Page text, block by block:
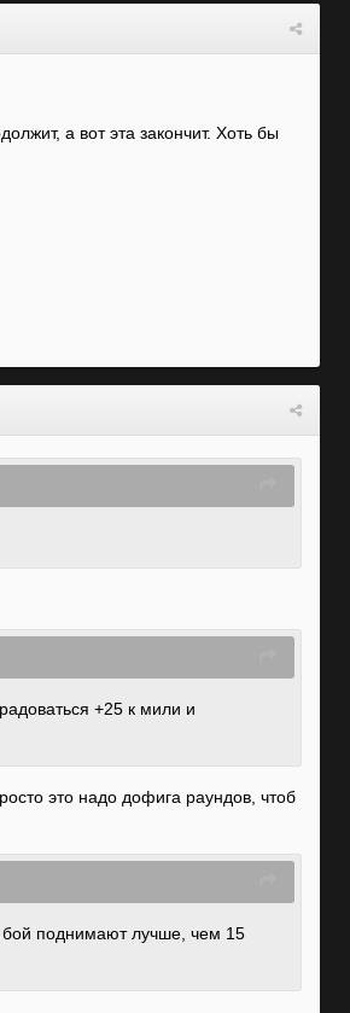
а вот эта закончит. Хоть бы
+25 к мили и
это надо дофига раундов, чтоб
бой поднимают лучше, чем 15